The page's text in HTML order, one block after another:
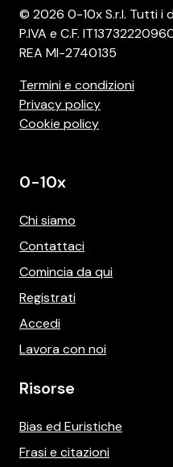
© 2026 0-10x S.r.l. Tutti i
P.IVA e C.F.
REA MI-2740135
Termini e condizioni
Privacy policy
Cookie policy
0-10x
Chi siamo
Contattaci
Comincia da qui
Registrati
Accedi
Lavora con noi
Risorse
Bias ed Euristiche
Frasi e citazioni